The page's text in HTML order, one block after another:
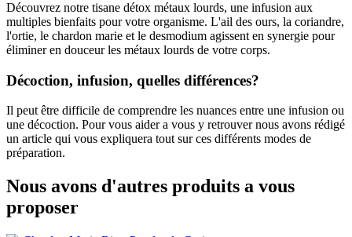
Découvrez notre tisane détox métaux lourds, une infusion aux
multiples bienfaits pour votre organisme. L'ail des ours, la coriandre,
l'ortie, le chardon marie et le desmodium agissent en synergie pour
éliminer en douceur les métaux lourds de votre corps.
Décoction, infusion, quelles différences?
Il peut être difficile de comprendre les nuances entre une infusion ou
une décoction. Pour vous aider a vous y retrouver nous avons rédigé
un article qui vous expliquera tout sur ces différents modes de
préparation.
Nous avons d'autres produits a vous
proposer